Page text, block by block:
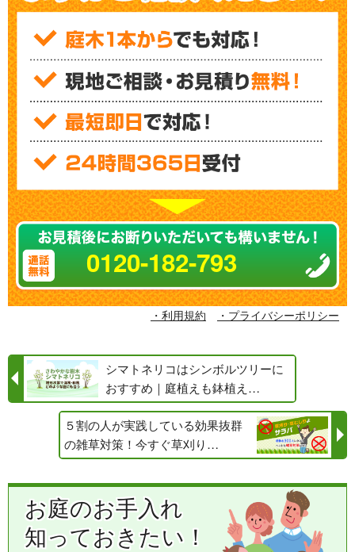
0120-182-793
・利用規約 ・プライバシーポリシー
シマトネリコはシンボルツリーに
おすすめ｜庭植えも鉢植え…
５割の人が実践している効果抜群
の雑草対策！今すぐ草刈り…
お庭のお手入れ
知っておきたい！